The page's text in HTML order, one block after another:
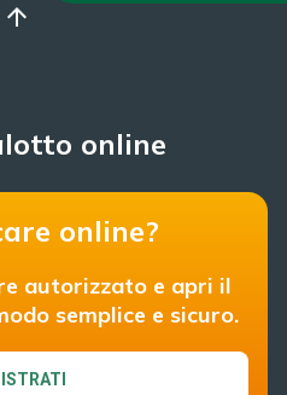
arrow_upward
online
online?
autorizzato e apri il
semplice e sicuro.